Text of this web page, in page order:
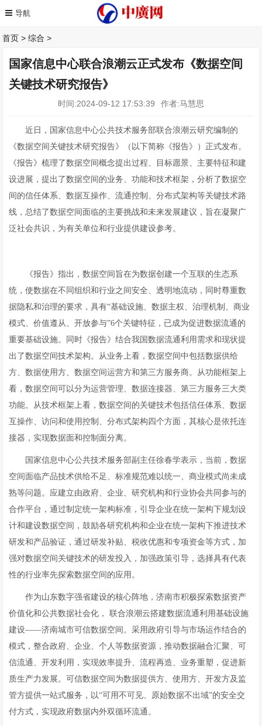
首页 >综合 >
国家信息中心联合浪潮云正式发布《数据空间
关键技术研究报告》
时间:2024-09-12 17:53:39 作者:马慧思
近日，国家信息中心公共技术服务部联合浪潮云研究编制的
《数据空间关键技术研究报告》（以下简称《报告》）正式发布。
《报告》梳理了数据空间概念提出过程、目标愿景、主要特征和建
设进展，提出了数据空间的业务、功能和技术框架，分析了数据空
间的信任体系、数据互操作、流通控制、分布式架构等关键技术路
线，总结了数据空间面临的主要挑战和未来发展建议，旨在凝聚广
泛社会共识，为有关单位和行业提供建设参考。
《报告》指出，数据空间旨在为数据创建一个互联的生态系
统，使数据在不同组织和行业之间安全、透明地流动，同时尊重数
据隐私和治理的要求，具有“基础设施、数据主权、治理机制、商业
模式、价值遵从、开放参与”6个关键特征，已成为促进数据流通的
重要基础设施。同时《报告》结合我国数据流通利用需求和现状提
出了数据空间技术架构。从业务上看，数据空间中包括数据供给
方、数据使用方、数据空间运营方和第三方服务商。从功能框架上
看，数据空间可以分为运营管理、数据连接器、第三方服务三大类
功能。从技术框架上看，数据空间的关键技术包括信任体系、数据
互操作、访问和使用控制、分布式架构四个方面，其核心是依托连
接器，实现数据面和控制面分离。
国家信息中心公共技术服务部副主任徐春学表示，当前，数据
空间面临产品技术供给不足、标准规范难以统一、商业模式尚未成
熟等问题。应建立由政府、企业、研究机构和行业协会共同参与的
合作平台，通过制定统一架构标准，引导企业在统一架构下规划设
计和建设数据空间，鼓励各研究机构和企业在统一架构下推进技术
研发和产品验证，通过研发补贴、税收优惠和专项资金等方式，加
强对数据空间关键技术的研发投入，加强政策引导，选择具有代表
性的行业率先探索数据空间的应用。
作为山东数字强省建设的核心阵地，济南市积极探索数据资产
价值化和公共数据社会化， 联合浪潮云搭建数据流通利用基础设施
建设——济南城市可信数据空间。采用政府引导与市场运作结合的
模式，整合政府、企业、个人等数据资源，推动数据融合汇聚、可
信流通、开发利用，实现效率提升、流程再造、业务重塑，促进新
质生产力发展。可信数据空间为数据提供方、使用方、开发方及监
管方提供一站式服务，以“可用不可见、原始数据不出域”的安全交
付方式，实现政府数据内外双循环流通。